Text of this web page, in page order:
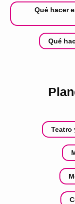
Qué hacer
Qué
Teatro